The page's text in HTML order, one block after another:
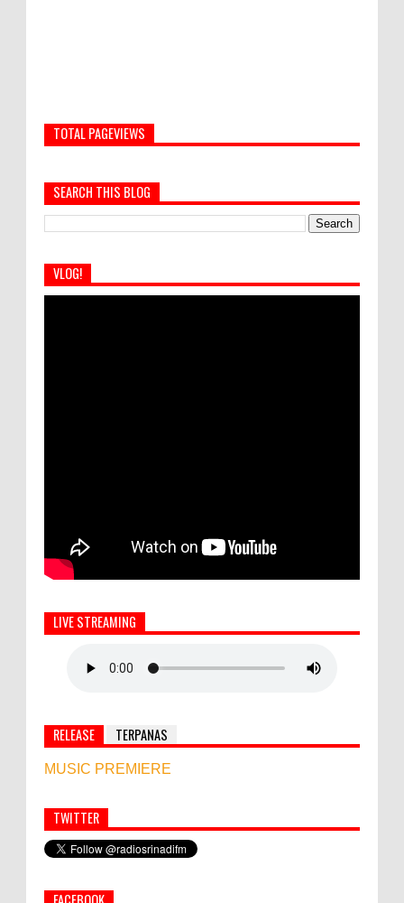
TOTAL PAGEVIEWS
SEARCH THIS BLOG
VLOG!
LIVE STREAMING
RELEASE TERPANAS
MUSIC PREMIERE
Simbol Persahabatan, RI Bangun Islamic Centre di
Afghanistan
TWITTER